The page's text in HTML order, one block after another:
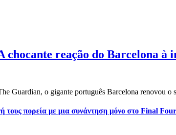
chocante reação do Barcelona
Guardian, o gigante português Barcelona renovou o
τους πορεία με μια συνάντηση μόνο στο Final Four